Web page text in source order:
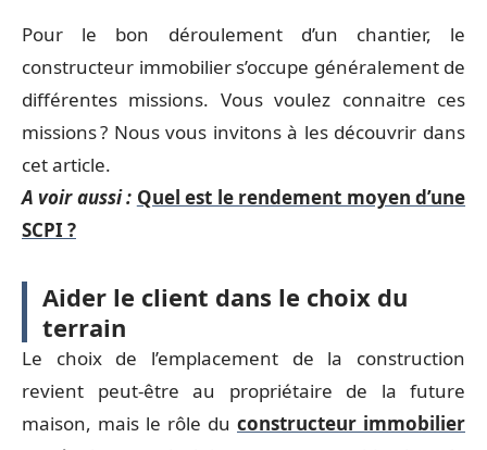
Pour le bon déroulement d’un chantier, le
constructeur immobilier s’occupe généralement de
différentes missions. Vous voulez connaitre ces
missions ? Nous vous invitons à les découvrir dans
cet article.
A voir aussi : Quel est le rendement moyen d’une
SCPI ?
Aider le client dans le choix du
terrain
Le choix de l’emplacement de la construction
revient peut-être au propriétaire de la future
maison, mais le rôle du constructeur immobilier